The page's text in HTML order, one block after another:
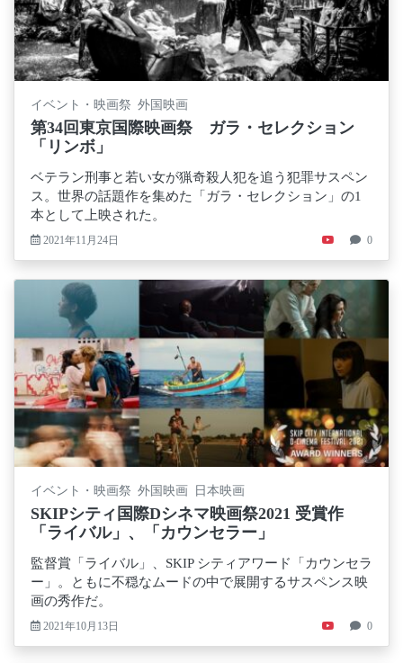
イベント・映画祭 外国映画
第34回東京国際映画祭 ガラ・セレクション
「リンボ」
ベテラン刑事と若い女が猟奇殺人犯を追う犯罪サスペン
ス。世界の話題作を集めた「ガラ・セレクション」の1
本として上映された。
2021年11月24日 0
イベント・映画祭 外国映画 日本映画
SKIPシティ国際Dシネマ映画祭2021 受賞作
「ライバル」、「カウンセラー」
監督賞「ライバル」、SKIP シティアワード「カウンセラ
ー」。ともに不穏なムードの中で展開するサスペンス映
画の秀作だ。
2021年10月13日 0